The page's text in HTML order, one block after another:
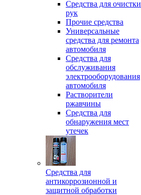
Средства для очистки
рук
Прочие средства
Универсальные
средства для ремонта
автомобиля
Средства для
обслуживания
электрооборудования
автомобиля
Растворители
ржавчины
Средства для
обнаружения мест
утечек
Средства для
антикоррозионной и
защитной обработки